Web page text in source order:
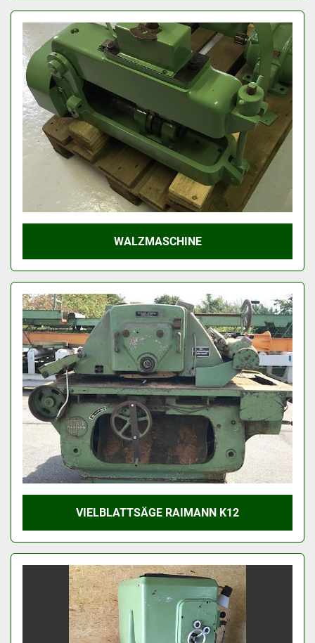
WALZMASCHINE
VIELBLATTSÄGE RAIMANN K12